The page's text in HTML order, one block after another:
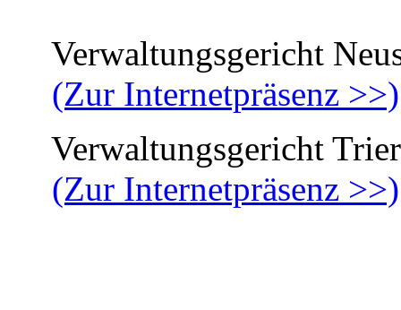
Verwaltungsgericht
(Zur Internetpräsenz >>)
Verwaltungsgericht Trier
(Zur Internetpräsenz >>)